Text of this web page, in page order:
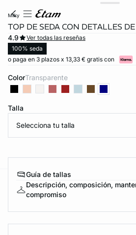
INVISIBLE
milky
TOP DE SEDA CON DETALLES
4.9
Ver todas las reseñas
100% seda
o paga en 3 plazos x 13,33 € gratis con
Color transparente
Talla
Selecciona tu talla
Guía de tallas
Descripción, composición,
compromiso